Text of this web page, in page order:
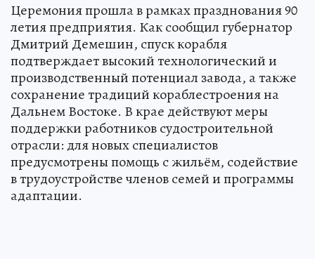
Церемония прошла в рамках празднования 90
летия предприятия. Как сообщил губернатор
Дмитрий Демешин, спуск корабля
подтверждает высокий технологический и
производственный потенциал завода, а также
сохранение традиций кораблестроения на
Дальнем Востоке. В крае действуют меры
поддержки работников судостроительной
отрасли: для новых специалистов
предусмотрены помощь с жильём, содействие
в трудоустройстве членов семей и программы
адаптации.